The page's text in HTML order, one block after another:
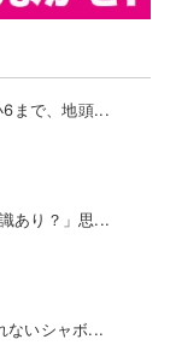
6まで、地頭...
あり？」思...
ないシャボ...